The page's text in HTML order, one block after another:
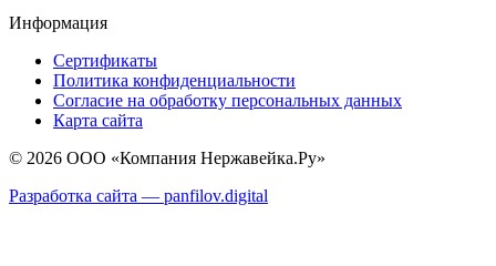
Информация
Сертификаты
Политика конфиденциальности
Согласие на обработку персональных данных
Карта сайта
© 2026 ООО «Компания Нержавейка.Ру»
Разработка сайта — panfilov.digital